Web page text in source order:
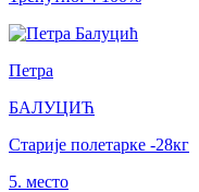
Петра
БАЛУЦИЋ
Старије полетарке -28кг
5. место